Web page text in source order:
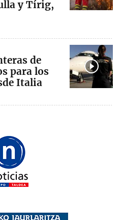
y Tírig,
de
para los
Italia